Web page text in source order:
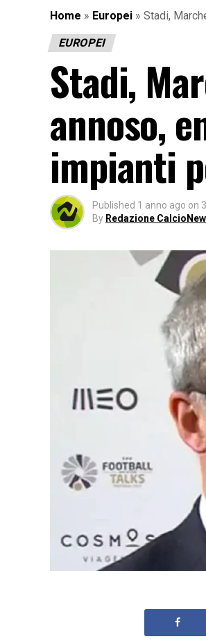
Home » Europei » Stadi,
EUROPEI
Stadi,
annoso,
impianti
Published 1 anno ago on
By Redazione